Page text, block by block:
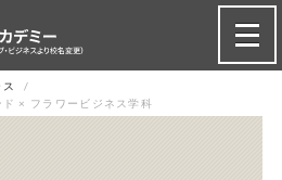
ド × フラワービジネス学科